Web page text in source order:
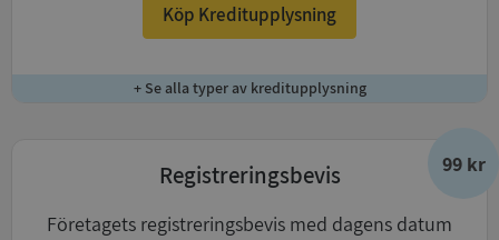
Köp Kreditupplysning
+ Se alla typer av kreditupplysning
99 kr
Registreringsbevis
Företagets registreringsbevis med dagens datum